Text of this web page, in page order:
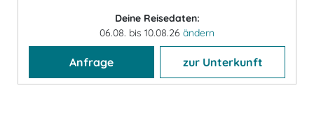
Deine Reisedaten:
06.08. bis 10.08.26 ändern
Anfrage zur Unterkunft